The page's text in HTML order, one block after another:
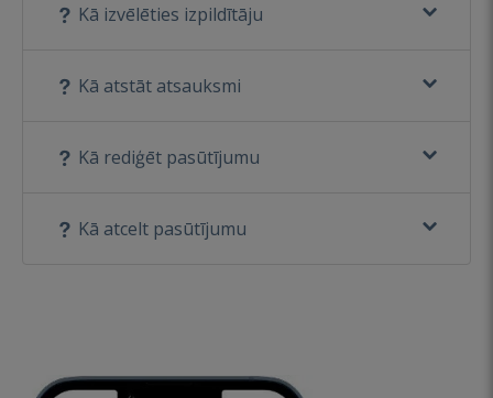
Kā izvēlēties izpildītāju
Kā atstāt atsauksmi
Kā rediģēt pasūtījumu
Kā atcelt pasūtījumu